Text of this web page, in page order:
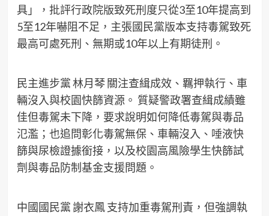
具」，批評行政院版致死刑度只從3至10年提高到
5至12年嚇阻不足，主張國民黨版本支持毒駕致死
最高可處死刑、無期或10年以上有期徒刑。
民主進步黨 林月琴 關注查緝成效、羈押執行、車
輛沒入與校園快篩資源。 質疑警政署查緝成績雖
佳但毒駕未下降，要求說明如何降低毒駕與毒品
氾濫；也追問彰化毒駕無保、車輛沒入、唾液快
篩與尿檢證據銜接，以及校園高風險學生快篩試
劑與毒品防制基金支援問題。
中國國民黨 謝衣鳳 支持加重毒駕刑責，但強調執